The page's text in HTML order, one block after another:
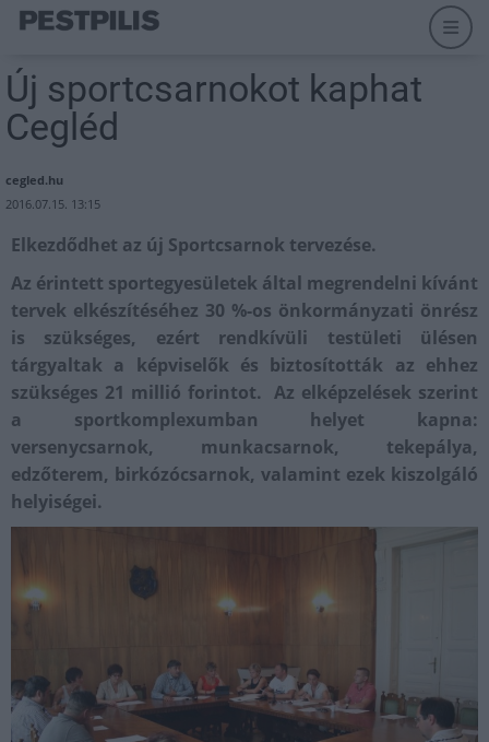
Új sportcsarnokot kaphat
Cegléd
cegled.hu
2016.07.15. 13:15
Elkezdődhet az új Sportcsarnok tervezése.
Az érintett sportegyesületek által megrendelni kívánt
tervek elkészítéséhez 30 %-os önkormányzati önrész
is szükséges, ezért rendkívüli testületi ülésen
tárgyaltak a képviselők és biztosították az ehhez
szükséges 21 millió forintot. Az elképzelések szerint
a sportkomplexumban helyet kapna:
versenycsarnok, munkacsarnok, tekepálya,
edzőterem, birkózócsarnok, valamint ezek kiszolgáló
helyiségei.